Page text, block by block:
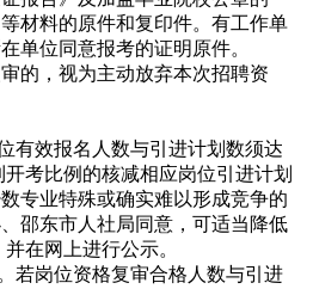
材料的原件和复印件。有工作单
单位同意报考的证明原件。
的，视为主动放弃本次招聘资
有效报名人数与引进计划数须达
考比例的核减相应岗位引进计划
专业特殊或确实难以形成竞争的
邵东市人社局同意，可适当降低
在网上进行公示。
若岗位资格复审合格人数与引进